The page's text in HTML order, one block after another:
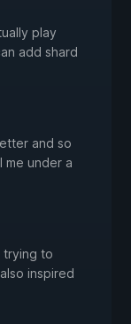
play
add shard
and so
me under a
trying to
inspired